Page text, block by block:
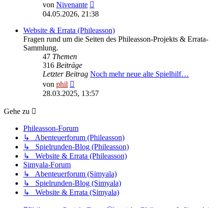
von Nivenante
Beitrag
04.05.2026, 21:38
Website & Errata (Phileasson)
Fragen rund um die Seiten des Phileasson-Projekts & Errata-
Sammlung.
47 Themen
316 Beiträge
Letzter Beitrag Noch mehr neue alte Spielhilf…
von phil
Beitrag
28.03.2025, 13:57
Gehe zu
Phileasson-Forum
↳ Abenteuerforum (Phileasson)
↳ Spielrunden-Blog (Phileasson)
↳ Website & Errata (Phileasson)
Simyala-Forum
↳ Abenteuerforum (Simyala)
↳ Spielrunden-Blog (Simyala)
↳ Website & Errata (Simyala)